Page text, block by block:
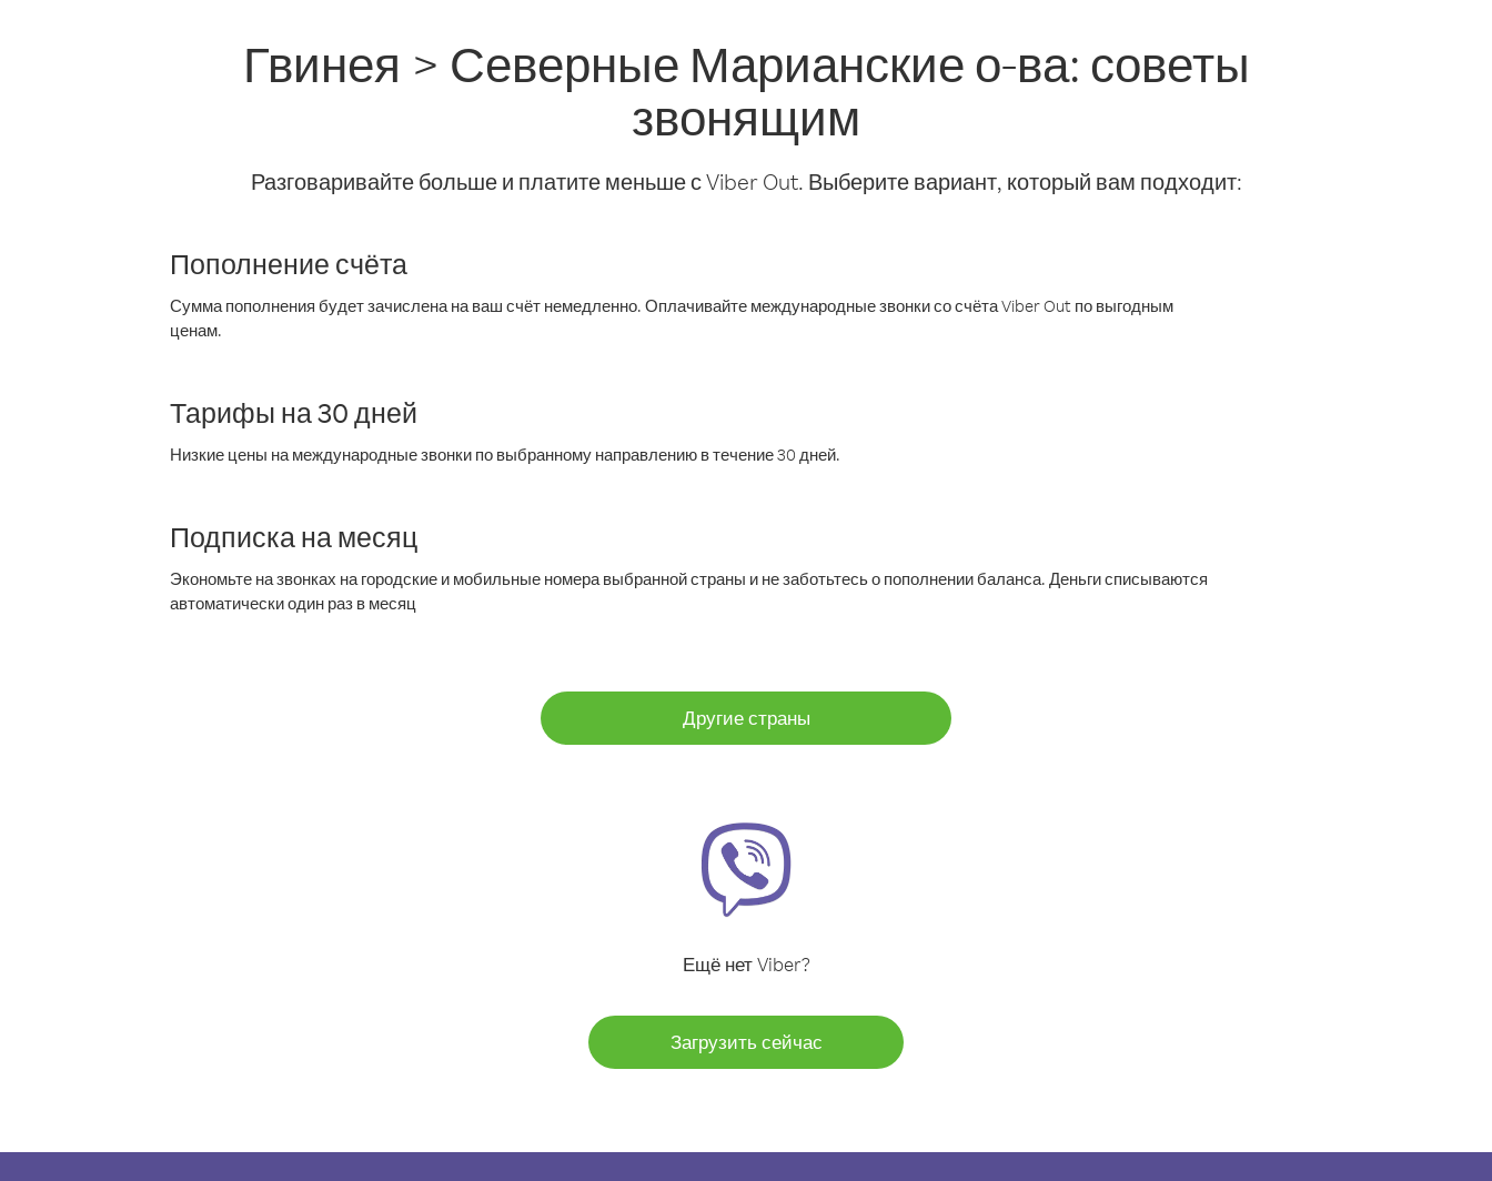
Гвинея > Северные Марианские о-ва: советы
звонящим
Разговаривайте больше и платите меньше с Viber Out. Выберите вариант, который вам подходит:
Пополнение счёта
Сумма пополнения будет зачислена на ваш счёт немедленно. Оплачивайте международные звонки со счёта Viber Out по выгодным
ценам.
Тарифы на 30 дней
Низкие цены на международные звонки по выбранному направлению в течение 30 дней.
Подписка на месяц
Экономьте на звонках на городские и мобильные номера выбранной страны и не заботьтесь о пополнении баланса. Деньги списываются
автоматически один раз в месяц
Другие страны
Ещё нет Viber?
Загрузить сейчас